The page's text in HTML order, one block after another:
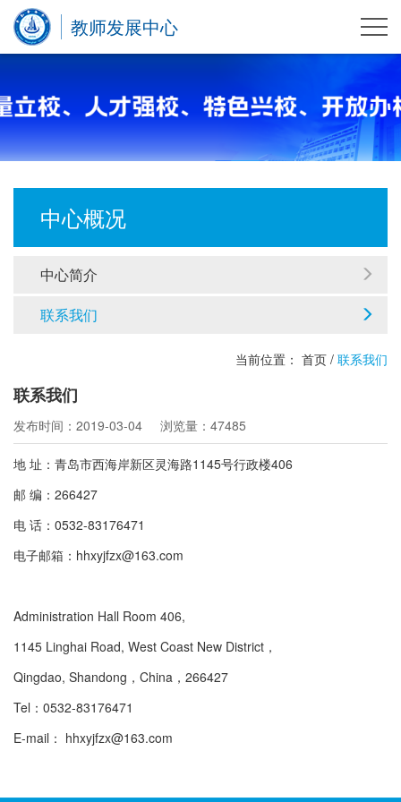
教师发展中心
中心概况
中心简介
联系我们
当前位置： 首页 / 联系我们
联系我们
发布时间：2019-03-04 浏览量：47485
地 址：青岛市西海岸新区灵海路1145号行政楼406
邮 编：266427
电 话：0532-83176471
电子邮箱：hhxyjfzx@163.com
Administration Hall Room 406,
1145 Linghai Road, West Coast New District，
Qingdao, Shandong，China，266427
Tel： 0532-83176471
E-mail： hhxyjfzx@163.com